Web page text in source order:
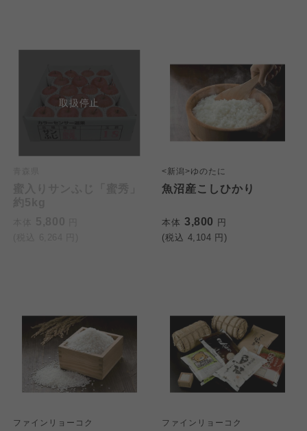
取扱停止
<新潟>ゆのたに
魚沼産こしひかり
本体 3,800 円
(税込 4,104 円)
ファインリョーコク ファインリョーコク
わかやま市民生協
わかやま市民生協
わかやま市民生協